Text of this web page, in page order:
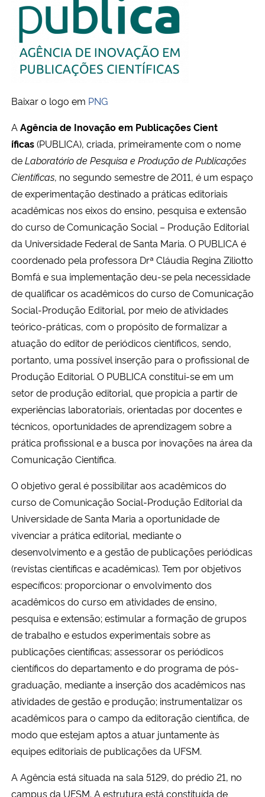
Ministério da Cidadania
Ministério da Saúde
Ministério de Minas e Energia
Ministério da Ciência, Tecnologia, Inovações e Comunicações
Ministério do Meio Ambiente
Ministério do Turismo
Ministério do Desenvolvimento Regional
Controladoria-Geral da União
Ministério da Mulher, da Família e dos Direitos Humanos
Secretaria-Geral
Secretaria de Governo
Gabinete de Segurança Institucional
Banco Central do Brasil
Planalto
Baixar o logo em PNG
A Agência de Inovação em Publicações Cient
´íficas(PUBLICA), criada, primeiramente com o nome
deLaboratório de Pesquisa e Produção de Publicações
Científicas, no segundo semestre de 2011, é um espaço
de experimentação destinado a práticas editoriais
acadêmicas nos eixos do ensino, pesquisa e extensão
do curso de Comunicação Social – Produção Editorial
da Universidade Federal de Santa Maria. O PUBLICA é
coordenado pela professora Drª Cláudia Regina Ziliotto
Bomfá e sua implementação deu-se pela necessidade
de qualificar os acadêmicos do curso de Comunicação
Social-Produção Editorial, por meio de atividades
teórico-práticas, com o propósito de formalizar a
atuação do editor de periódicos científicos, sendo,
portanto, uma possível inserção para o profissional de
Produção Editorial. O PUBLICA constitui-se em um
setor de produção editorial, que propicia a partir de
experiências laboratoriais, orientadas por docentes e
técnicos, oportunidades de aprendizagem sobre a
prática profissional e a busca por inovações na área da
Comunicação Científica.
O objetivo geral é possibilitar aos acadêmicos do
curso de Comunicação Social-Produção Editorial da
Universidade de Santa Maria a oportunidade de
vivenciar a prática editorial, mediante o
desenvolvimento e a gestão de publicações periódicas
(revistas científicas e acadêmicas). Tem por objetivos
específicos: proporcionar o envolvimento dos
acadêmicos do curso em atividades de ensino,
pesquisa e extensão; estimular a formação de grupos
de trabalho e estudos experimentais sobre as
publicações científicas; assessorar os periódicos
científicos do departamento e do programa de pós-
graduação, mediante a inserção dos acadêmicos nas
atividades de gestão e produção; instrumentalizar os
acadêmicos para o campo da editoração científica, de
modo que estejam aptos a atuar juntamente às
equipes editoriais de publicações da UFSM.
A Agência está situada na sala 5129, do prédio 21, no
campus da UFSM. A estrutura está constituída de